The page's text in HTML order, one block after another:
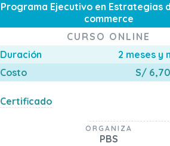
Programa Ejecutivo en Estrategias
commerce
CURSO ONLINE
Duración
2 meses y
Costo
S/
Certificado
ORGANIZA
PBS